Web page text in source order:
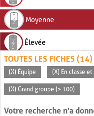
Moyenne
Élevée
TOUTES LES FICHES (14)
(X) Équipe (X) En classe et
(X) Grand groupe (> 100)
Votre recherche n'a